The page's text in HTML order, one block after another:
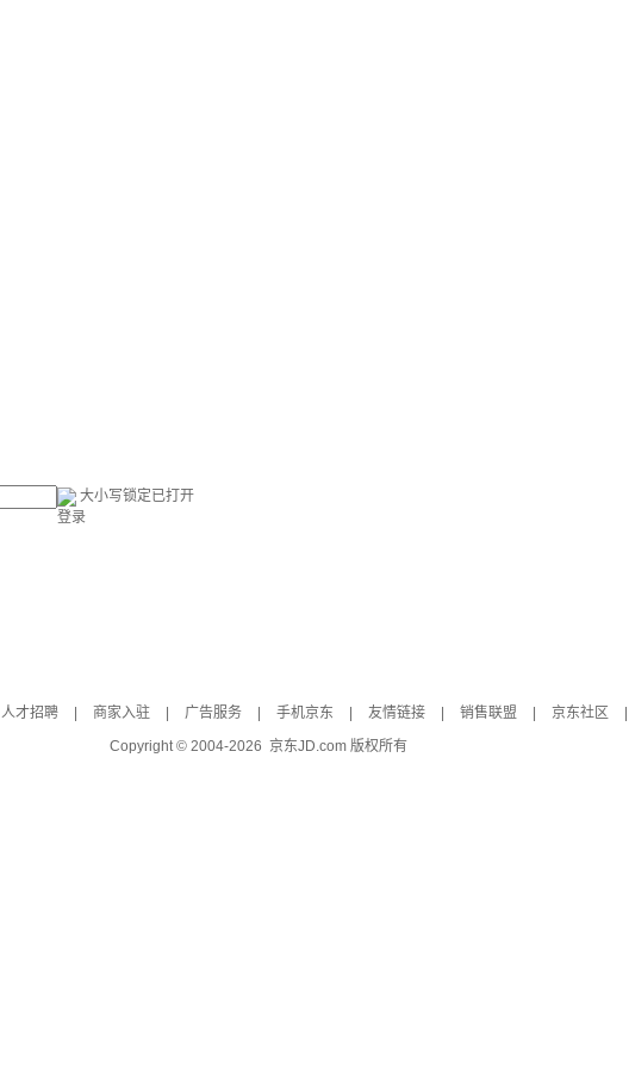
大小写锁定已打开
登录
人才招聘 商家入驻 广告服务 手机京东 友情链接 销售联盟 京东社区
Copyright © 2004-2026 京东JD.com 版权所有